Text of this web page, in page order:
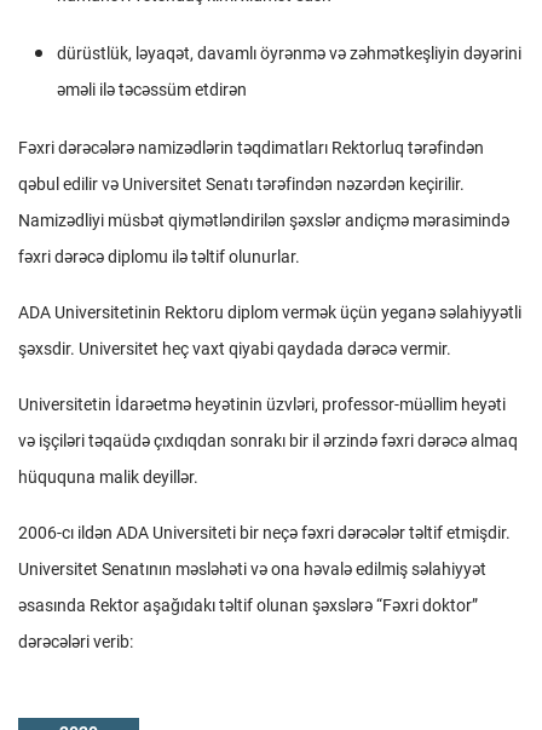
dürüstlük, ləyaqət, davamlı öyrənmə və zəhmətkeşliyin dəyərini
əməli ilə təcəssüm etdirən
Fəxri dərəcələrə namizədlərin təqdimatları Rektorluq tərəfindən
qəbul edilir və Universitet Senatı tərəfindən nəzərdən keçirilir.
Namizədliyi müsbət qiymətləndirilən şəxslər andiçmə mərasimində
fəxri dərəcə diplomu ilə təltif olunurlar.
ADA Universitetinin Rektoru diplom vermək üçün yeganə səlahiyyətli
şəxsdir. Universitet heç vaxt qiyabi qaydada dərəcə vermir.
Universitetin İdarəetmə heyətinin üzvləri, professor-müəllim heyəti
və işçiləri təqaüdə çıxdıqdan sonrakı bir il ərzində fəxri dərəcə almaq
hüququna malik deyillər.
2006-cı ildən ADA Universiteti bir neçə fəxri dərəcələr təltif etmişdir.
Universitet Senatının məsləhəti və ona həvalə edilmiş səlahiyyət
əsasında Rektor aşağıdakı təltif olunan şəxslərə “Fəxri doktor”
dərəcələri verib: